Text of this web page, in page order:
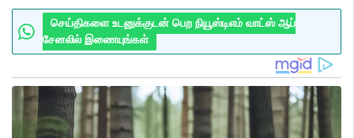
செய்திகளை உடனுக்குடன் பெற நியூஸ்டிஎம் வாட்ஸ் ஆப்
சேனலில் இணையுங்கள்